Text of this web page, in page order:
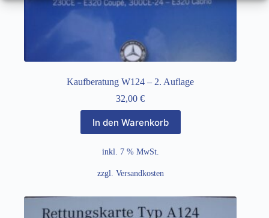
Kaufberatung W124 – 2. Auflage
32,00€
In den Warenkorb
inkl. 7 % MwSt.
zzgl. Versandkosten